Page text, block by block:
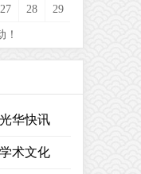
27 28 29
！
光华快讯
学术文化